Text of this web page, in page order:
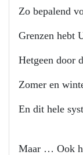
Zo bepalend
Grenzen hebt
Hetgeen door
Zomer en
En dit hele
Maar … Ook